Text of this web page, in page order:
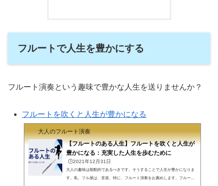
フルートで人生を豊かにする
フルート演奏という趣味で豊かな人生を送りませんか？
フルートを吹くと人生が豊かになる
大人のフルート演奏
【フルートのある人生】フルートを吹くと人生が
豊かになる：充実した人生を歩むために
🕒️2021年12月31日
大人の趣味は能動的であるべきです。そうすることで人生が豊かになりま
す。私、フル屋は、音楽、特に、フルート演奏をお薦めします。フルート